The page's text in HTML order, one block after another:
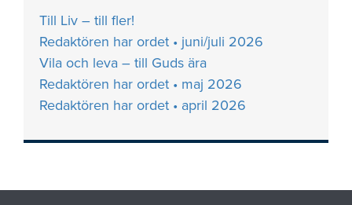
Till Liv – till fler!
Redaktören har ordet • juni/juli 2026
Vila och leva – till Guds ära
Redaktören har ordet • maj 2026
Redaktören har ordet • april 2026